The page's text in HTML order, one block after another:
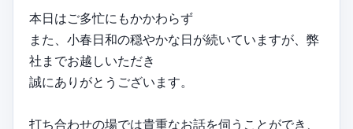
本日はご多忙にもかかわらず
また、小春日和の穏やかな日が続いていますが、弊
社までお越しいただき
誠にありがとうございます。
打ち合わせの場では貴重なお話を伺うことができ、